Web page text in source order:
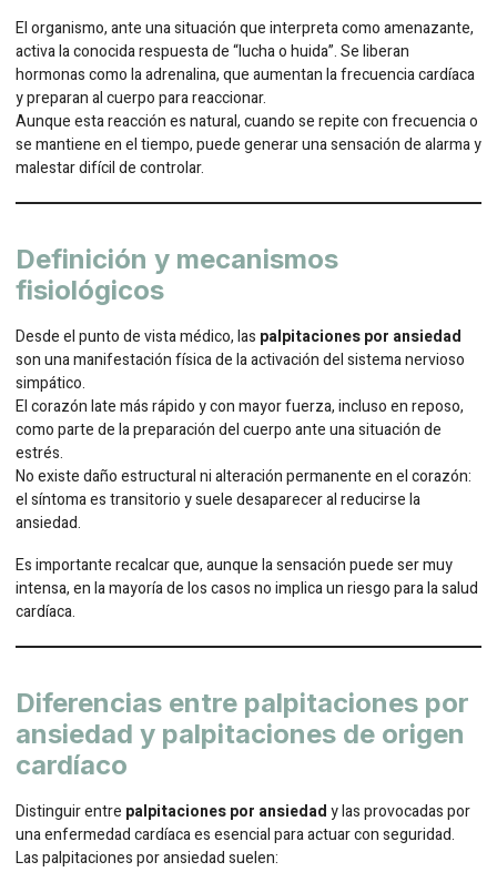
El organismo, ante una situación que interpreta como amenazante,
activa la conocida respuesta de “lucha o huida”. Se liberan
hormonas como la adrenalina, que aumentan la frecuencia cardíaca
y preparan al cuerpo para reaccionar.
Aunque esta reacción es natural, cuando se repite con frecuencia o
se mantiene en el tiempo, puede generar una sensación de alarma y
malestar difícil de controlar.
Definición y mecanismos
fisiológicos
Desde el punto de vista médico, las palpitaciones por ansiedad
son una manifestación física de la activación del sistema nervioso
simpático.
El corazón late más rápido y con mayor fuerza, incluso en reposo,
como parte de la preparación del cuerpo ante una situación de
estrés.
No existe daño estructural ni alteración permanente en el corazón:
el síntoma es transitorio y suele desaparecer al reducirse la
ansiedad.
Es importante recalcar que, aunque la sensación puede ser muy
intensa, en la mayoría de los casos no implica un riesgo para la salud
cardíaca.
Diferencias entre palpitaciones por
ansiedad y palpitaciones de origen
cardíaco
Distinguir entre palpitaciones por ansiedady las provocadas por
una enfermedad cardíaca es esencial para actuar con seguridad.
Las palpitaciones por ansiedad suelen: